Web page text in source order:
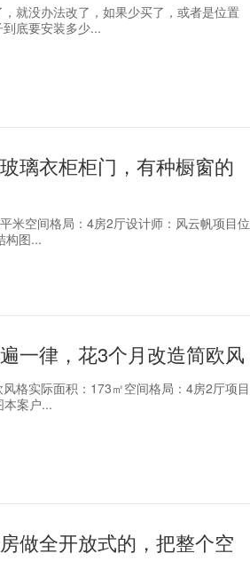
就没办法改了，如果少买了，或者是位置
底要安装多少...
璃衣柜柜门，有种橱窗的
米空间格局：4房2厅设计师：风云帆项目位
构图...
一律，花3个月改造简欧风
格实际面积：173㎡空间格局：4房2厅项目
本案户...
做全开放式的，把整个空